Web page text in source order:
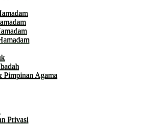
Pimpinan Agama
Privasi